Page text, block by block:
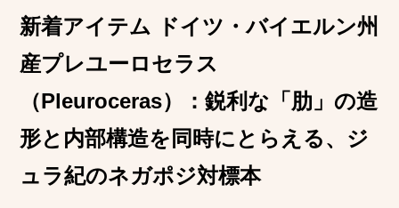
新着アイテム ドイツ・バイエルン州
産プレユーロセラス
（Pleuroceras）：鋭利な「肋」の造
形と内部構造を同時にとらえる、ジ
ュラ紀のネガポジ対標本